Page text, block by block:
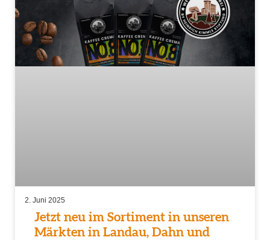
Jetzt neu im Sortiment in unseren
Märkten in Landau, Dahn und
2. Juni 2025